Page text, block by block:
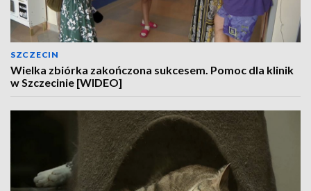
SZCZECIN
Wielka zbiórka zakończona sukcesem. Pomoc dla klinik
w Szczecinie [WIDEO]